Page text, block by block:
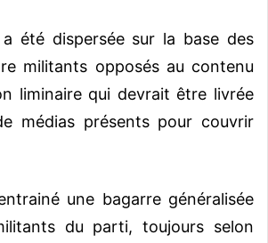
été dispersée sur la base des
militants opposés au contenu
liminaire qui devrait être livrée
médias présents pour couvrir
une bagarre généralisée
du parti, toujours selon